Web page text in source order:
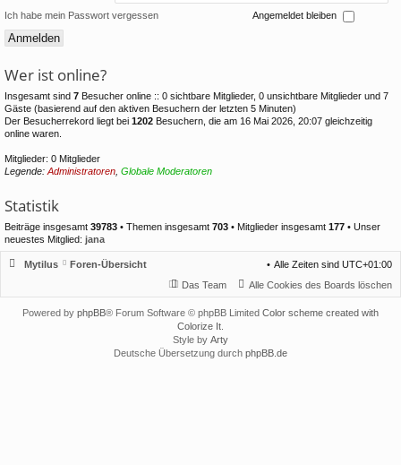
Ich habe mein Passwort vergessen Angemeldet bleiben
Wer ist online?
Insgesamt sind 7 Besucher online :: 0 sichtbare Mitglieder, 0 unsichtbare Mitglieder und 7
Gäste (basierend auf den aktiven Besuchern der letzten 5 Minuten)
Der Besucherrekord liegt bei 1202 Besuchern, die am 16 Mai 2026, 20:07 gleichzeitig
online waren.
Mitglieder: 0 Mitglieder
Legende: Administratoren Globale Moderatoren
Statistik
Beiträge insgesamt 39783 • Themen insgesamt 703 • Mitglieder insgesamt 177 • Unser
neuestes Mitglied: jana
Mytilus Foren-Übersicht Alle Zeiten sind UTC+01:00
Alle Cookies des Boards löschen
Das Team
Powered by phpBB® Forum Software © phpBB Limited Color scheme created with
Colorize It
Style by Arty
Deutsche Übersetzung durch phpBB.de